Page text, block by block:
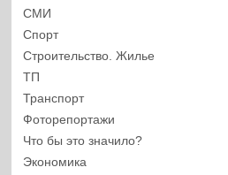
СМИ
Спорт
Строительство. Жилье
ТП
Транспорт
Фоторепортажи
Что бы это значило?
Экономика